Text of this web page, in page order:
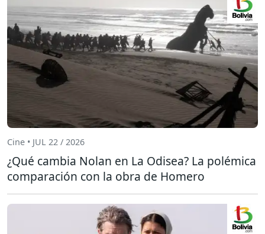
Cine • JUL 22 / 2026
¿Qué cambia Nolan en La Odisea? La polémica
comparación con la obra de Homero